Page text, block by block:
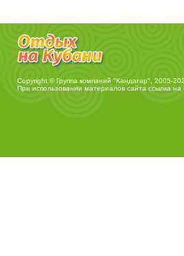
Copyright © Группа компаний "Кандагар", 2005-
При использовании материалов сайта ссылка на